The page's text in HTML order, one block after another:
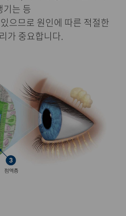
기는 등
으므로 원인에 따른 적절한
가 중요합니다.